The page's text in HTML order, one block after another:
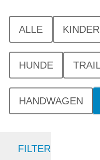
ALLE KINDER
HUNDE
HANDWAGEN
FILTER